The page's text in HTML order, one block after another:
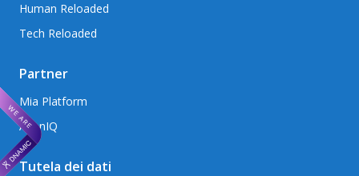
Human Reloaded
Tech Reloaded
Partner
Mia Platform
AxonIQ
Tutela dei dati